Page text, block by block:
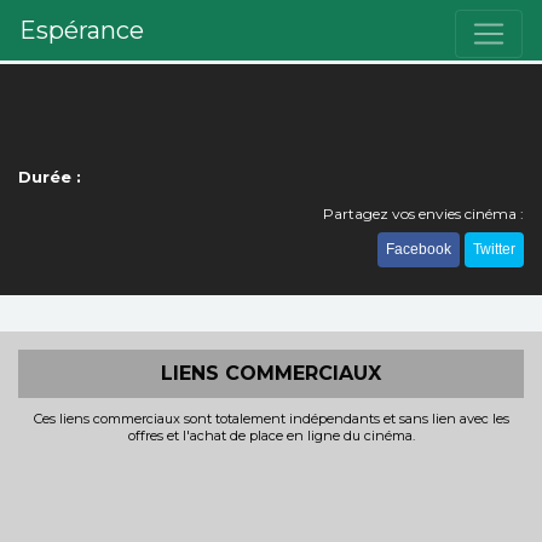
Espérance
Durée :
Partagez vos envies cinéma :
Facebook Twitter
LIENS COMMERCIAUX
Ces liens commerciaux sont totalement indépendants et sans lien avec les
offres et l'achat de place en ligne du cinéma.